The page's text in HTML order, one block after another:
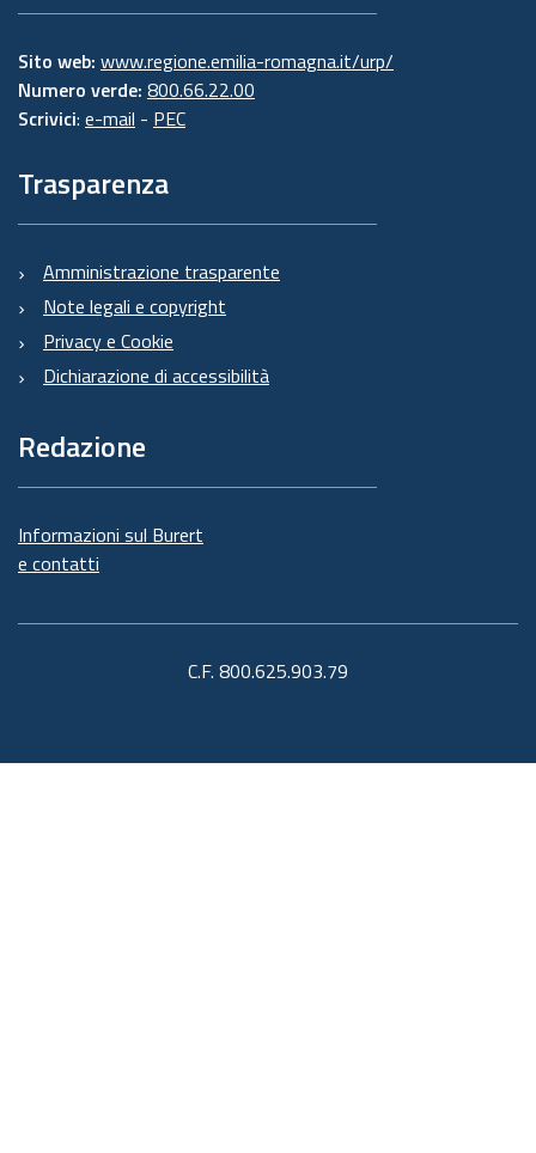
Sito web: www.regione.emilia-romagna.it/urp/
Numero verde: 800.66.22.00
Scrivici: e-mail - PEC
Trasparenza
Amministrazione trasparente
Note legali e copyright
Privacy e Cookie
Dichiarazione di accessibilità
Redazione
Informazioni sul Burert
e contatti
C.F. 800.625.903.79